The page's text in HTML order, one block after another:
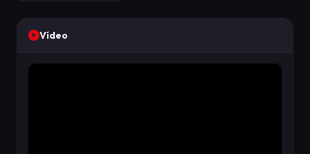
Vídeo